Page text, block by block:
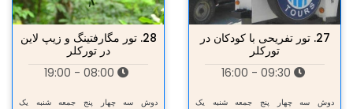
27. تور تفریحی با کودکان در
تورکلر
دوش سه‌ چهار پنج جمعه شنبه یک
28. تور مگارفتینگ و زیپ لاین
در تورکلر
دوش سه‌ چهار پنج جمعه شنبه یک